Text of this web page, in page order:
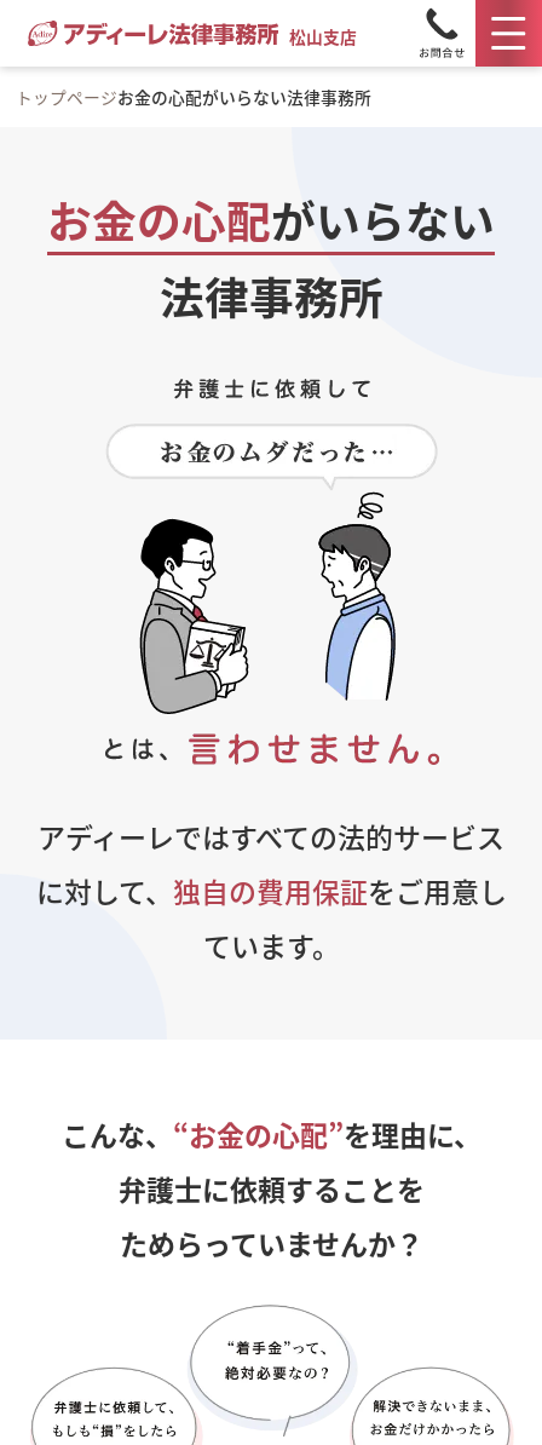
松山支店
トップページお金の心配がいらない法律事務所
お金の心配がいらない
法律事務所
アディーレではすべての法的サービス
に対して、 独自の費用保証をご用意し
ています。
こんな、 “お金の心配”を理由に、
弁護士に依頼することを
ためらっていませんか？